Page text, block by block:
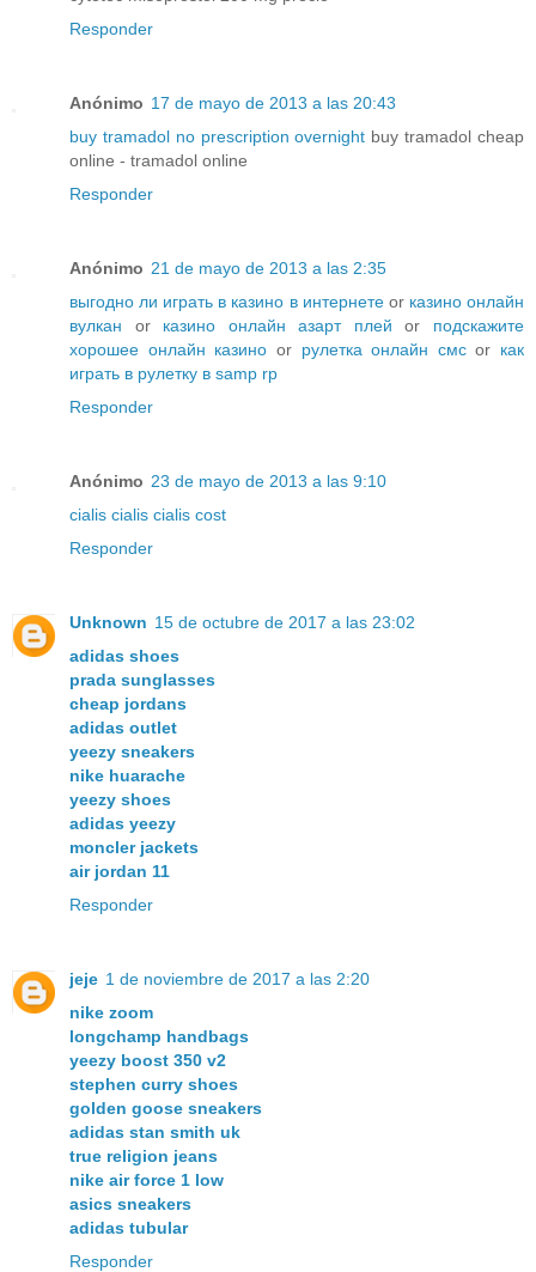
Responder
Anónimo 17 de mayo de 2013 a las 20:43
buy tramadol no prescription overnight buy tramadol cheap
online - tramadol online
Responder
Anónimo 21 de mayo de 2013 a las 2:35
выгодно ли играть в казино в интернетеor казино онлайн
вулкан or казино онлайн азарт плей or подскажите
хорошее онлайн казино or рулетка онлайн смсor как
играть в рулетку в samp rp
Responder
Anónimo 23 de mayo de 2013 a las 9:10
cialis cialis cialis cost
Responder
Unknown 15 de octubre de 2017 a las 23:02
adidas shoes
prada sunglasses
cheap jordans
adidas outlet
yeezy sneakers
nike huarache
yeezy shoes
adidas yeezy
moncler jackets
air jordan 11
Responder
jeje 1 de noviembre de 2017 a las 2:20
nike zoom
longchamp handbags
yeezy boost 350 v2
stephen curry shoes
golden goose sneakers
adidas stan smith uk
true religion jeans
nike air force 1 low
asics sneakers
adidas tubular
Responder